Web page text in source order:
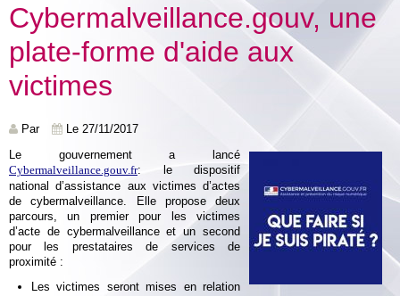
Cybermalveillance.gouv, une
plate-forme d'aide aux
victimes
Par
Le 27/11/2017
Le gouvernement a lancé
Cybermalveillance.gouv.fr: le dispositif
national d’assistance aux victimes d’actes
de cybermalveillance. Elle propose deux
parcours, un premier pour les victimes
d’acte de cybermalveillance et un second
pour les prestataires de services de
proximité :
Les victimes seront mises en relation